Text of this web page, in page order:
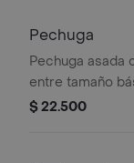
Pechuga
Pechuga asada
entre tamaño
$ 22.500